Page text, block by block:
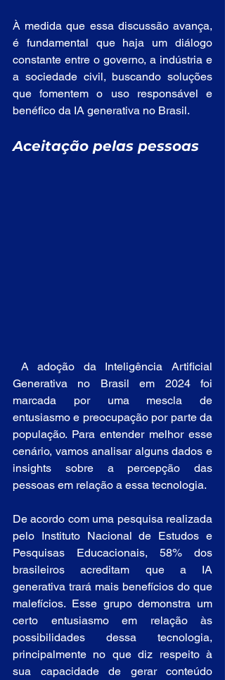
À medida que essa discussão avança,
é fundamental que haja um diálogo
constante entre o governo, a indústria e
a sociedade civil, buscando soluções
que fomentem o uso responsável e
benéfico da IA generativa no Brasil.
Aceitação pelas pessoas
A adoção da Inteligência Artificial
Generativa no Brasil em 2024 foi
marcada por uma mescla de
entusiasmo e preocupação por parte da
população. Para entender melhor esse
cenário, vamos analisar alguns dados e
insights sobre a percepção das
pessoas em relação a essa tecnologia.
De acordo com uma pesquisa realizada
pelo Instituto Nacional de Estudos e
Pesquisas Educacionais, 58% dos
brasileiros acreditam que a IA
generativa trará mais benefícios do que
malefícios. Esse grupo demonstra um
certo entusiasmo em relação às
possibilidades dessa tecnologia,
principalmente no que diz respeito à
sua capacidade de gerar conteúdo